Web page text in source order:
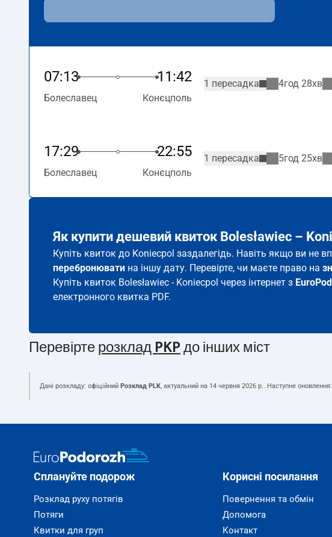
07:13 11:42
Болеславец Конєцполь
1 пересадка 4год 28хв
17:29 22:55
Болеславец Конєцполь
1 пересадка 5год 25хв
Як купити дешевий квиток Bolesławiec –
Купіть квиток до Koniecpol заздалегідь. Навіть якщо ви не
перебронювати на іншу дату. Перевірте, чи маєте право на
Купіть квиток Bolesławiec - Koniecpol через інтернет з
електронного квитка PDF.
Перевірте розклад PKP до інших міст
Дані розкладу: офіційний Розклад PLK, актуальний на 14 червня 2026 р.. Наступне оновлення:
Сплануйте подорож
Розклад руху потягів
Потяги
Квитки для груп
Корисні посилання
Повернення та обмін
Допомога
Контакт